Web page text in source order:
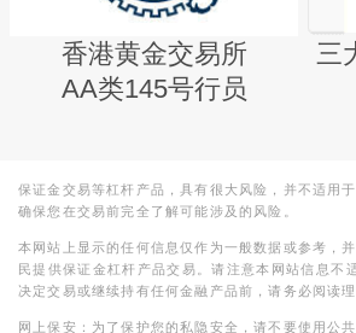
香港黄金交易所
AA类145号行员
三
保证金交易等杠杆产品，具有很大风险，并不适用
确保您在交易前完全了解可能涉及的风险。
本网站上显示的任何信息仅作为一般数据或参考，
民提供保证金杠杆产品交易。请注意本网站信息不
决定交易或继续持有任何金融产品前，请务必阅读
网上保安：为了保护您的私隐安全，请不要使用公